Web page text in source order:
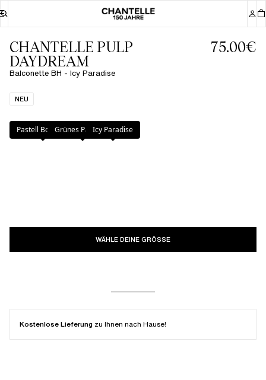
CHANTELLE PULP
DAYDREAM
Balconette BH - Icy Paradise
75.00€
NEU
Farbe:Icy Paradise
Pastell BouquetGrünes ParadiesIcy Paradise
WÄHLE DEINE GRÖSSE
Kostenlose Lieferung zu Ihnen nach Hause!